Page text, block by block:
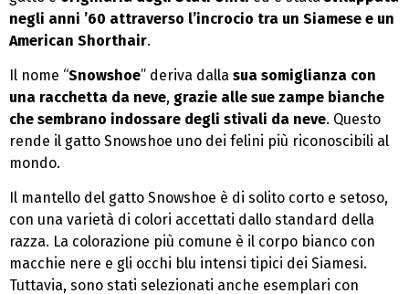
negli anni ’60 attraverso l’incrocio tra un Siamese e un
American Shorthair.
Il nome “Snowshoe” deriva dalla sua somiglianza con
una racchetta da neve, grazie alle sue zampe bianche
che sembrano indossare degli stivali da neve. Questo
rende il gatto Snowshoe uno dei felini più riconoscibili al
mondo.
Il mantello del gatto Snowshoe è di solito corto e setoso,
con una varietà di colori accettati dallo standard della
razza. La colorazione più comune è il corpo bianco con
macchie nere e gli occhi blu intensi tipici dei Siamesi.
Tuttavia, sono stati selezionati anche esemplari con